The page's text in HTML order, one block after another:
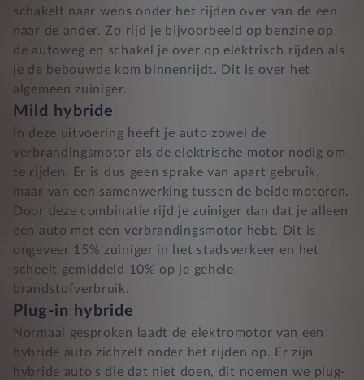
schakelt naar wens onder het rijden over van de een
naar de ander. Zo rijd je bijvoorbeeld op benzine op
de autoweg en schakel je over op elektrisch rijden als
je de bebouwde kom binnenrijdt. Dit is over het
algemeen zuiniger.
Mild hybride
In deze uitvoering heeft je auto zowel de
verbrandingsmotor als de elektrische motor nodig om
te rijden. Er is dus geen sprake van apart gebruik,
maar van een samenwerking tussen de beide motoren.
Door deze combinatie rijd je zuiniger dan dat je alleen
een auto met een verbrandingsmotor hebt. Dit is
ongeveer 15% zuiniger in het stadsverkeer en het
scheelt gemiddeld 10% op je gehele
brandstofverbruik.
Plug-in hybride
Normaal gesproken laadt de elektromotor van een
hybride auto zichzelf onder het rijden op. Er zijn
hybride auto's die dat niet doen, dit noemen we plug-